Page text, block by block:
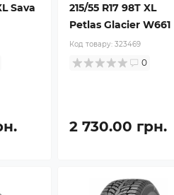
Sava
215/55 R17 98T XL
Petlas Glacier W661
Код товару: 323469
0
2 730.00 грн.